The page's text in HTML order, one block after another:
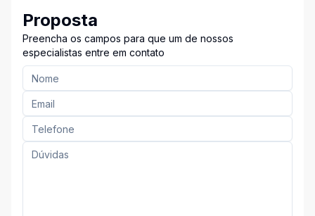
Proposta
Preencha os campos para que um de nossos
especialistas entre em contato